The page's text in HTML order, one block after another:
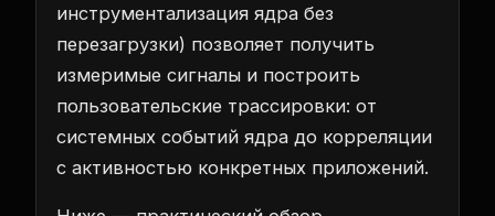
инструментализация ядра без
перезагрузки) позволяет получить
измеримые сигналы и построить
пользовательские трассировки: от
системных событий ядра до корреляции
с активностью конкретных приложений.